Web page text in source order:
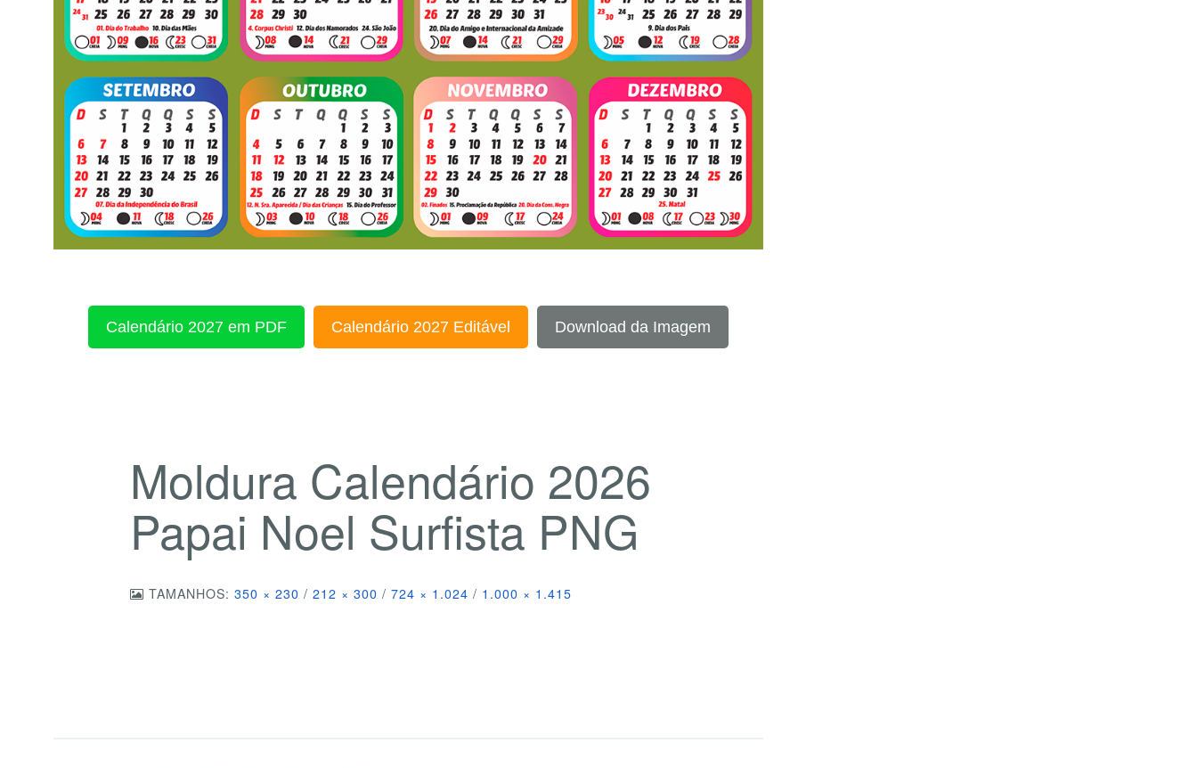
Calendário 2027 em PDF Calendário 2027 Editável Download da Imagem
Moldura Calendário 2026
Papai Noel Surfista PNG
TAMANHOS:350 × 230 / 212 × 300 / 724 × 1.024 / 1.000 × 1.415